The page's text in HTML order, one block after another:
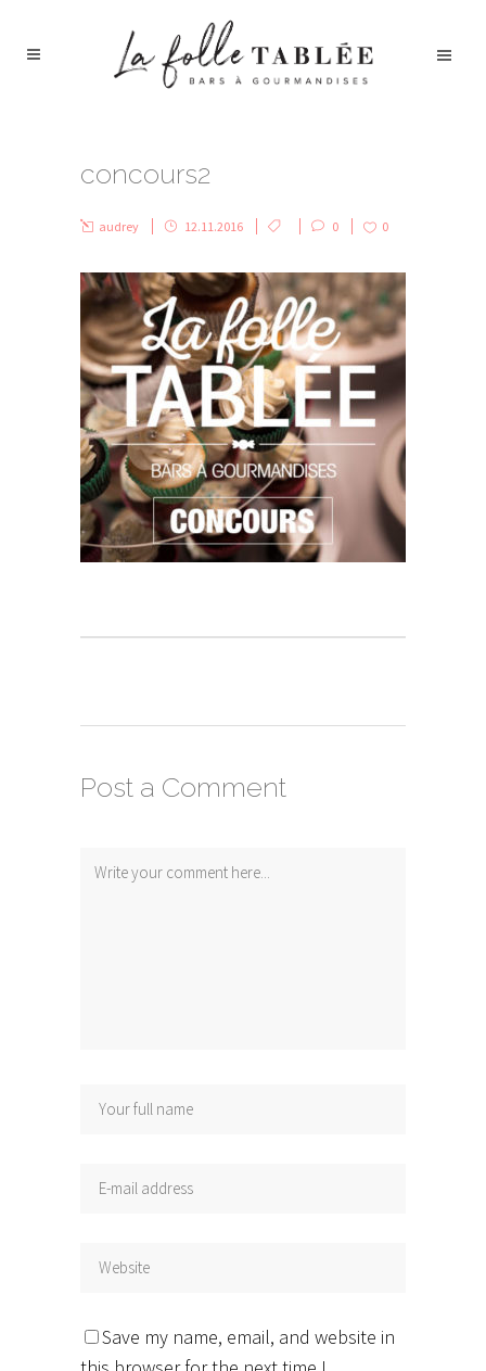
concours2
audrey 12.11.2016 0 0
Post a Comment
Save my name, email, and website in